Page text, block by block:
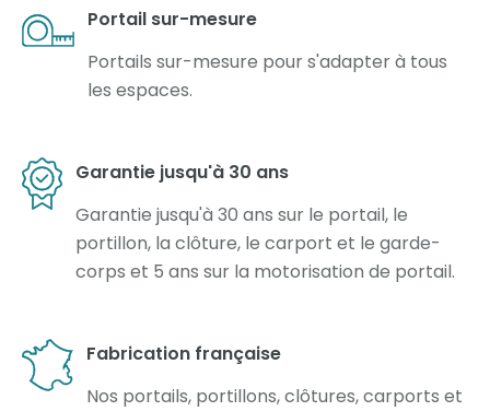
Portail sur-mesure
Portails sur-mesure pour s'adapter à tous
les espaces.
Garantie jusqu'à 30 ans
Garantie jusqu'à 30 ans sur le portail, le
portillon, la clôture, le carport et le garde-
corps et 5 ans sur la motorisation de portail.
Fabrication française
Nos portails, portillons, clôtures, carports et